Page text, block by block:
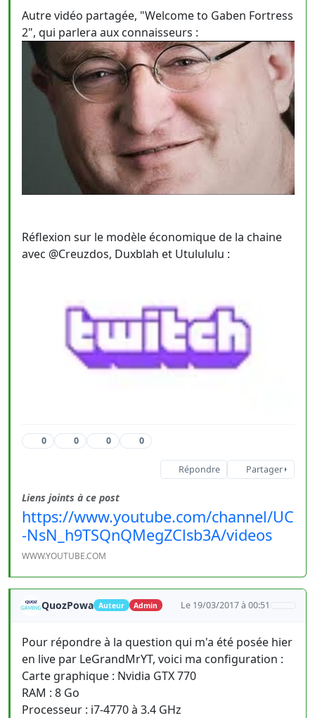
Autre vidéo partagée, "Welcome to Gaben Fortress
2", qui parlera aux connaisseurs :
Réflexion sur le modèle économique de la chaine
avec @Creuzdos, Duxblah et Utulululu :
0 0 0 0
Répondre Partager
Liens joints à ce post
https://www.youtube.com/channel/UC
-NsN_h9TSQnQMegZClsb3A/videos
WWW.YOUTUBE.COM
QuozPowa Auteur Admin Le 19/03/2017 à 00:51
Pour répondre à la question qui m'a été posée hier
en live par LeGrandMrYT, voici ma configuration :
Carte graphique : Nvidia GTX 770
RAM : 8 Go
Processeur : i7-4770 à 3.4 GHz